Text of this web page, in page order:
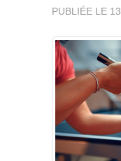
PUBLIÉE LE